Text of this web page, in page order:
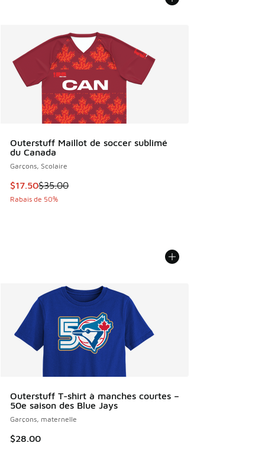
Outerstuff Maillot de soccer sublimé
du Canada
Garçons, Scolaire
Cet article est en solde. Le prix est passé de $35.00 à
$17.50$35.00
Rabais de 50%
Outerstuff T-shirt à manches courtes –
50e saison des Blue Jays
Garçons, maternelle
$28.00